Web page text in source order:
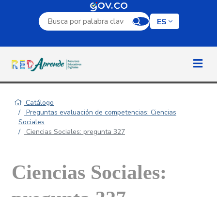
Campo de búsqueda por palabra clave
ES
Catálogo
Preguntas evaluación de competencias: Ciencias
Sociales
Ciencias Sociales: pregunta 327
Ciencias Sociales: